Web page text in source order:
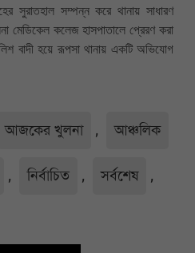
সুরাতহাল সম্পন্ন করে থানায় সাধারণ
মেডিকেল কলেজ হাসপাতালে প্রেরণ করা
বাদী হয়ে রূপসা থানায় একটি অভিযোগ
আজকের খুলনা , আঞ্চলিক
, নির্বাচিত , সর্বশেষ ,